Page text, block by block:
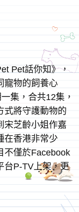
Pet話你知》，
寵物的飼養心
集，合共12集，
式將守護動物的
宋芝齡小姐作嘉
在香港非常少
不僅於Facebook
台P-TV上架，更